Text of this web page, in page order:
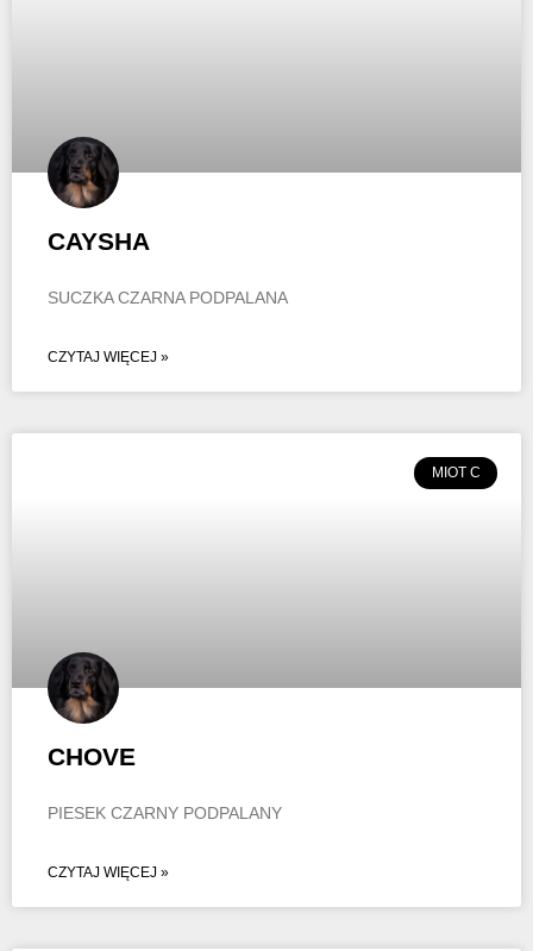
CAYSHA
SUCZKA CZARNA PODPALANA
CZYTAJ WIĘCEJ »
MIOT C
CHOVE
PIESEK CZARNY PODPALANY
CZYTAJ WIĘCEJ »